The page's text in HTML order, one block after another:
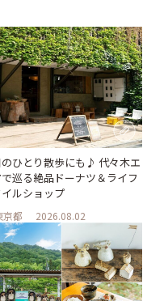
ひとり散歩にも♪ 代々木エ
で巡る絶品ドーナツ＆ライフ
ルショップ
京都 2026.08.02